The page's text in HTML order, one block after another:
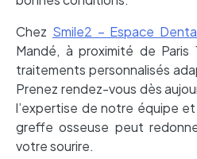
Chez Smile2 – Espace
Mandé, à proximité de Paris
traitements personnalisés
Prenez rendez-vous dès
l’expertise de notre équipe
greffe osseuse peut
votre sourire.